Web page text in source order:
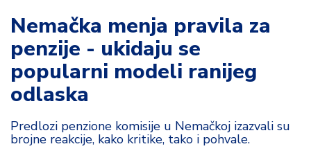
M
Nemačka menja pravila za
penzije - ukidaju se
popularni modeli ranijeg
odlaska
Predlozi penzione komisije u Nemačkoj izazvali su
brojne reakcije, kako kritike, tako i pohvale.